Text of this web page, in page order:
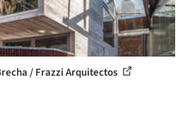
/ Frazzi Arquitectos